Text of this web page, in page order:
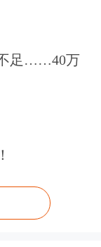
须坚定不
、市场与
国建设需
足……40万